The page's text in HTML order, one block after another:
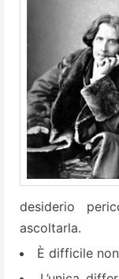
desiderio
ascoltarla.
È difficile